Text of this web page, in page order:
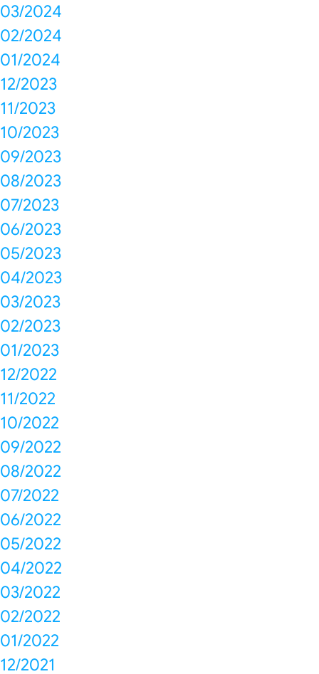
03/2024
02/2024
01/2024
12/2023
11/2023
10/2023
09/2023
08/2023
07/2023
06/2023
05/2023
04/2023
03/2023
02/2023
01/2023
12/2022
11/2022
10/2022
09/2022
08/2022
07/2022
06/2022
05/2022
04/2022
03/2022
02/2022
01/2022
12/2021